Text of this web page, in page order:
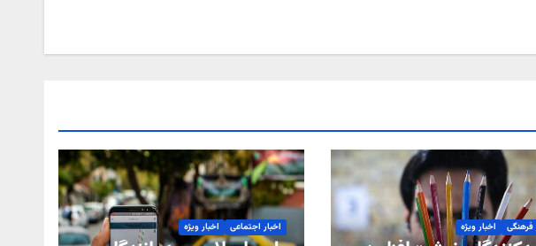
فرهنگی اخبار ویژه اخبار اجتماعی اخبار ویژه